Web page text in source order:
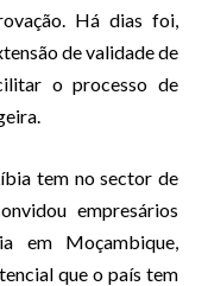
Há dias foi,
de validade de
o processo de
tem no sector de
empresários
em Moçambique,
que o país tem